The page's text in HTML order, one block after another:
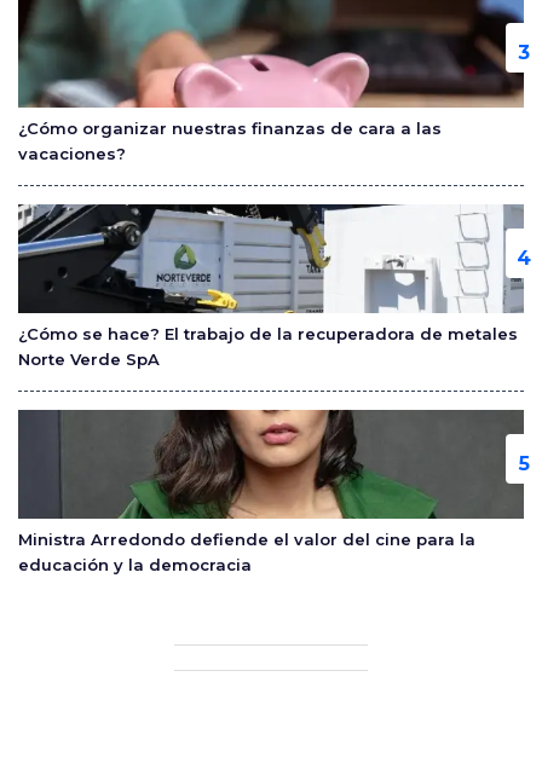
¿Cómo organizar nuestras finanzas de cara a las
vacaciones?
¿Cómo se hace? El trabajo de la recuperadora de metales
Norte Verde SpA
Ministra Arredondo defiende el valor del cine para la
educación y la democracia